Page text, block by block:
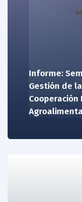
Informe:
Gestión de
Cooperación